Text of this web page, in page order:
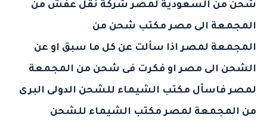
شحن من السعودية لمصر شركة نقل عفش من
المجمعة الى مصر مكتب شحن من
المجمعة لمصراذا سألت عن كل ما سبق او عن
الشحن الى مصر او فكرت فى شحن من المجمعة
لمصر فاسأل مكتب الشيماء للشحن الدولى البرى
من المجمعة لمصر مكتب الشيماء للشحن